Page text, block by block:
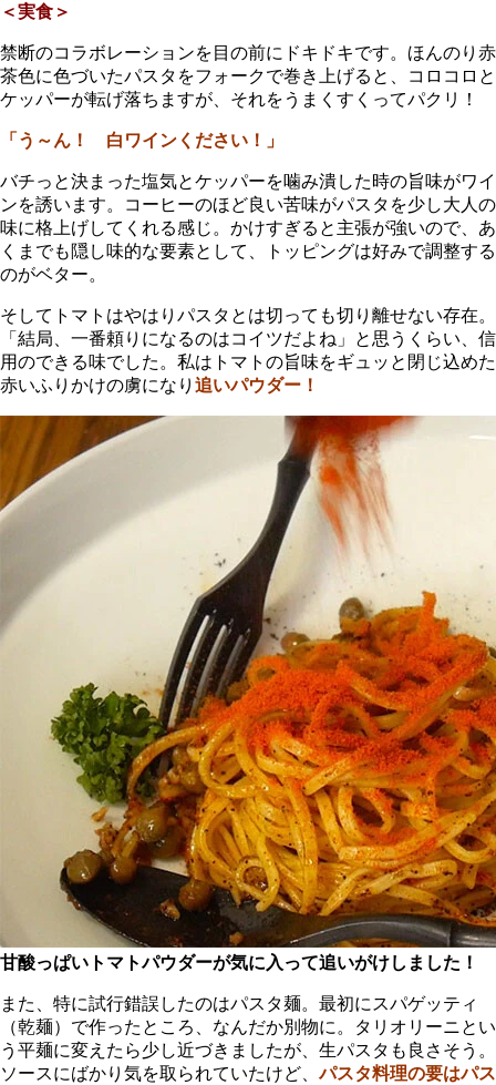
＜実食＞
禁断のコラボレーションを目の前にドキドキです。ほんのり赤
茶色に色づいたパスタをフォークで巻き上げると、コロコロと
ケッパーが転げ落ちますが、それをうまくすくってパクリ！
「う～ん！ 白ワインください！」
バチっと決まった塩気とケッパーを噛み潰した時の旨味がワイ
ンを誘います。コーヒーのほど良い苦味がパスタを少し大人の
味に格上げしてくれる感じ。かけすぎると主張が強いので、あ
くまでも隠し味的な要素として、トッピングは好みで調整する
のがベター。
そしてトマトはやはりパスタとは切っても切り離せない存在。
「結局、一番頼りになるのはコイツだよね」と思うくらい、信
用のできる味でした。私はトマトの旨味をギュッと閉じ込めた
赤いふりかけの虜になり 追いパウダー！
甘酸っぱいトマトパウダーが気に入って追いがけしました！
また、特に試行錯誤したのはパスタ麺。最初にスパゲッティ
（乾麺）で作ったところ、なんだか別物に。タリオリーニとい
う平麺に変えたら少し近づきましたが、生パスタも良さそう。
ソースにばかり気を取られていたけど、パスタ料理の要はパス